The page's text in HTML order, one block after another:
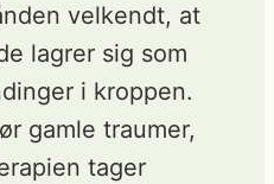
velkendt, at
lagrer sig som
i kroppen.
gamle traumer,
tager